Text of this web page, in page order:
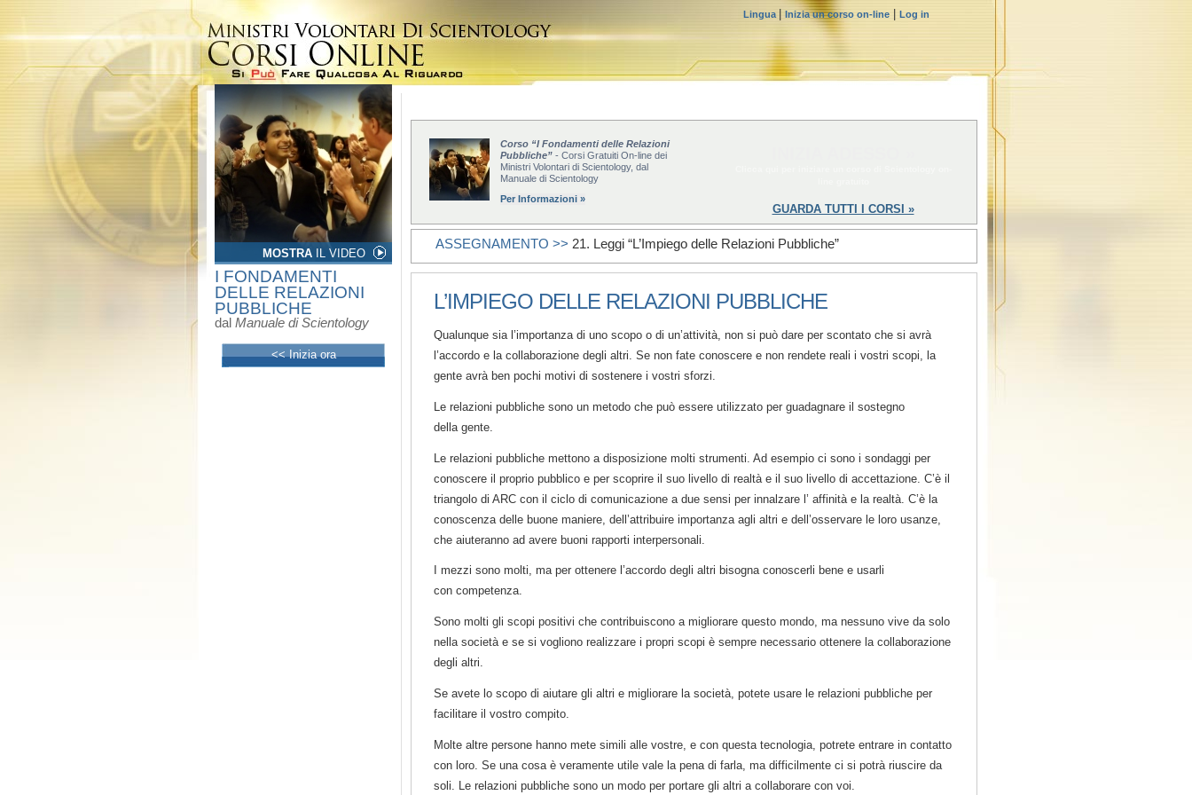
Lingua Inizia un corso on-line Log in
MOSTRA IL VIDEO
I FONDAMENTI
DELLE RELAZIONI
PUBBLICHE
dal Manuale di Scientology
<< Inizia ora
Corso “I Fondamenti delle Relazioni
Pubbliche” - Corsi Gratuiti On-line dei
Ministri Volontari di Scientology, dal
Manuale di Scientology
Per Informazioni »
GUARDA TUTTI I CORSI »
ASSEGNAMENTO >> 21. Leggi “L’Impiego delle Relazioni Pubbliche”
L’IMPIEGO DELLE RELAZIONI PUBBLICHE
Qualunque sia l’importanza di uno scopo o di un’attività, non si può dare per scontato che si avrà
l’accordo e la collaborazione degli altri. Se non fate conoscere e non rendete reali i vostri scopi, la
gente avrà ben pochi motivi di sostenere i vostri sforzi.
Le relazioni pubbliche sono un metodo che può essere utilizzato per guadagnare il sostegno
della gente.
Le relazioni pubbliche mettono a disposizione molti strumenti. Ad esempio ci sono i sondaggi per
conoscere il proprio pubblico e per scoprire il suo livello di realtà e il suo livello di accettazione. C’è il
triangolo di ARC con il ciclo di comunicazione a due sensi per innalzare l’ affinità e la realtà. C’è la
conoscenza delle buone maniere, dell’attribuire importanza agli altri e dell’osservare le loro usanze,
che aiuteranno ad avere buoni rapporti interpersonali.
I mezzi sono molti, ma per ottenere l’accordo degli altri bisogna conoscerli bene e usarli
con competenza.
Sono molti gli scopi positivi che contribuiscono a migliorare questo mondo, ma nessuno vive da solo
nella società e se si vogliono realizzare i propri scopi è sempre necessario ottenere la collaborazione
degli altri.
Se avete lo scopo di aiutare gli altri e migliorare la società, potete usare le relazioni pubbliche per
facilitare il vostro compito.
Molte altre persone hanno mete simili alle vostre, e con questa tecnologia, potrete entrare in contatto
con loro. Se una cosa è veramente utile vale la pena di farla, ma difficilmente ci si potrà riuscire da
soli. Le relazioni pubbliche sono un modo per portare gli altri a collaborare con voi.